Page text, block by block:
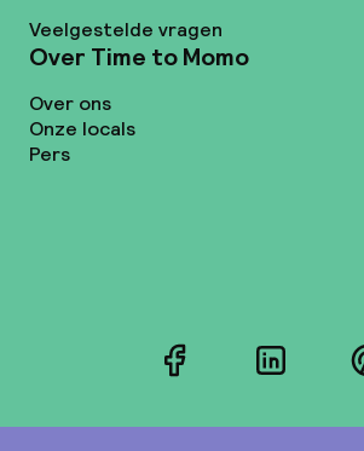
Veelgestelde vragen
Over Time to Momo
Over ons
Onze locals
Pers
FacebookLinkedIn